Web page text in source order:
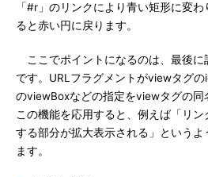
「#r」のリンクにより青い矩形に変
ると赤い円に戻ります。
ここでポイントになるのは、最後
です。URLフラグメントがviewタグ
のviewBoxなどの指定をviewタグの同
この機能を応用すると、例えば「リ
する部分が拡大表示される」というよ
ます。